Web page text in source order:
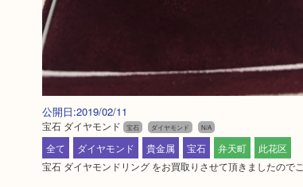
公開日:2019/02/11
宝石 ダイヤモンド 宝石 ダイヤモンド N/A
全て ダイヤモンド 貴金属 宝石 弁天町
此花区
宝石 ダイヤモンドリング をお買取りさせて頂きましたのでご